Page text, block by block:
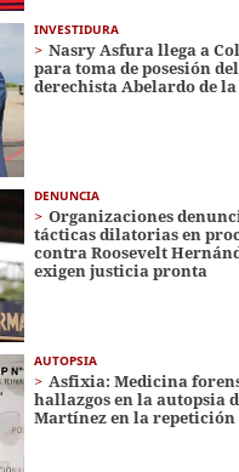
INVESTIDURA
Nasry Asfura llega a
para toma de posesión del
derechista Abelardo de
DENUNCIA
Organizaciones
tácticas dilatorias en
contra Roosevelt
exigen justicia pronta
AUTOPSIA
Asfixia: Medicina
hallazgos en la autopsia
Martínez en la